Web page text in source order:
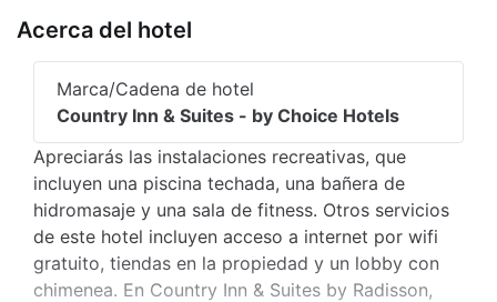
Acerca del hotel
Marca/Cadena de hotel
Country Inn & Suites - by Choice Hotels
Apreciarás las instalaciones recreativas, que
incluyen una piscina techada, una bañera de
hidromasaje y una sala de fitness. Otros servicios
de este hotel incluyen acceso a internet por wifi
gratuito, tiendas en la propiedad y un lobby con
chimenea. En Country Inn & Suites by Radisson,